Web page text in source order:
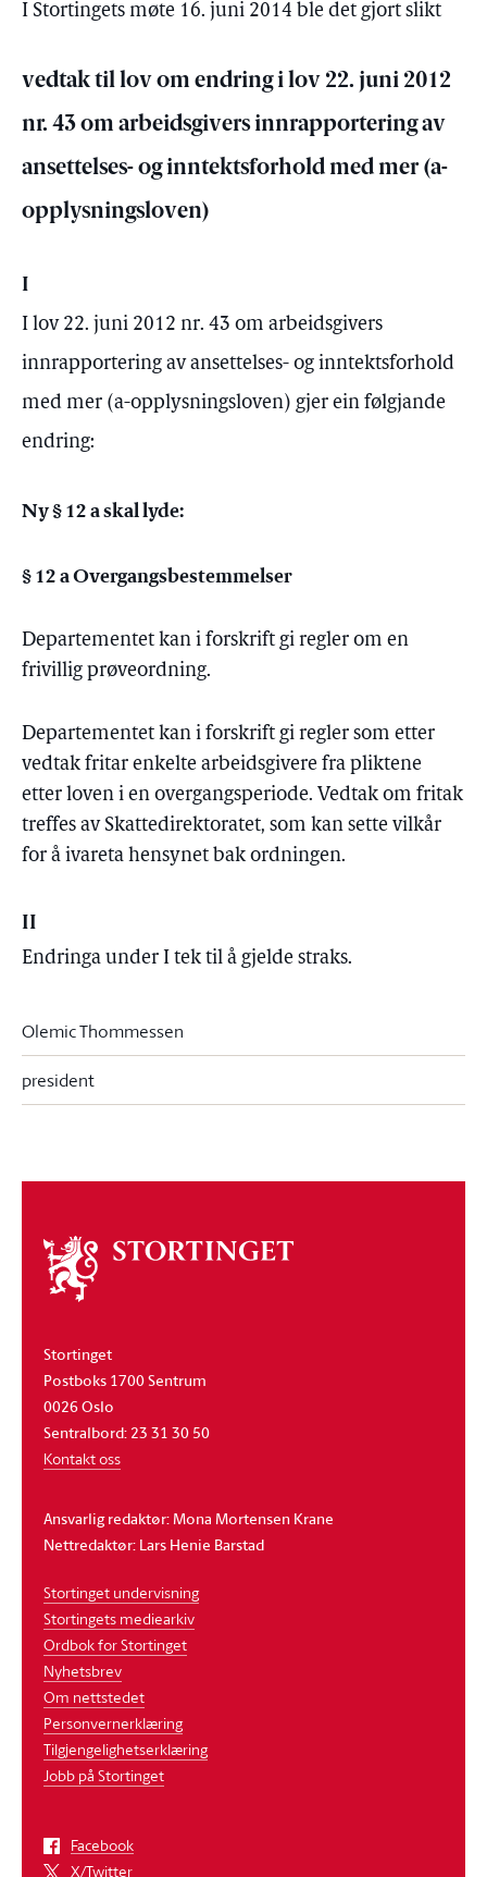
I Stortingets møte 16. juni 2014 ble det gjort slikt
vedtak til lov om endring i lov 22. juni 2012
nr. 43 om arbeidsgivers innrapportering av
ansettelses- og inntektsforhold med mer (a-
opplysningsloven)
I
I lov 22. juni 2012 nr. 43 om arbeidsgivers
innrapportering av ansettelses- og inntektsforhold
med mer (a-opplysningsloven) gjer ein følgjande
endring:
Ny § 12 a skal lyde:
§ 12 a Overgangsbestemmelser
Departementet kan i forskrift gi regler om en
frivillig prøveordning.
Departementet kan i forskrift gi regler som etter
vedtak fritar enkelte arbeidsgivere fra pliktene
etter loven i en overgangsperiode. Vedtak om fritak
treffes av Skattedirektoratet, som kan sette vilkår
for å ivareta hensynet bak ordningen.
II
Endringa under I tek til å gjelde straks.
Olemic Thommessen
president
Om
stortinget
Stortinget
Postboks 1700 Sentrum
0026 Oslo
Sentralbord: 23 31 30 50
Kontakt oss
Ansvarlig redaktør: Mona Mortensen Krane
Nettredaktør: Lars Henie Barstad
Stortinget undervisning
Stortingets mediearkiv
Ordbok for Stortinget
Nyhetsbrev
Om nettstedet
Personvernerklæring
Tilgjengelighetserklæring
Jobb på Stortinget
Facebook
X/Twitter